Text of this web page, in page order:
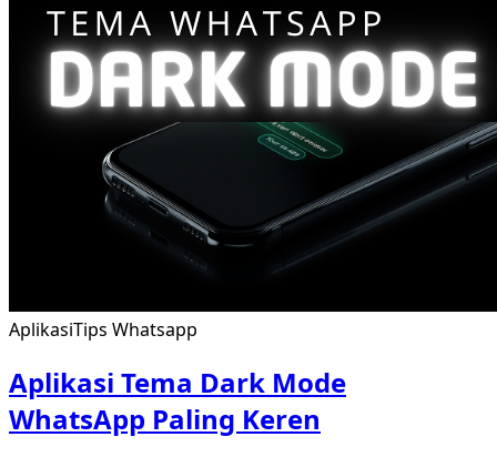
AplikasiTips Whatsapp
Aplikasi Tema Dark Mode
WhatsApp Paling Keren